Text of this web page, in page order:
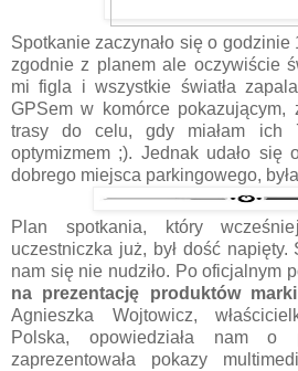
Spotkanie zaczynało się o godzinie
zgodnie z planem ale oczywiście
mi figla i wszystkie światła
GPSem w komórce pokazującym,
trasy do celu, gdy miałam ich
optymizmem ;). Jednak udało się
dobrego miejsca parkingowego,
Plan spotkania, który
uczestniczka już, był dość napięty.
nam się nie nudziło. Po oficjalnym
na prezentację produktów
Agnieszka Wojtowicz,
Polska, opowiedziała nam o
zaprezentowała pokazy